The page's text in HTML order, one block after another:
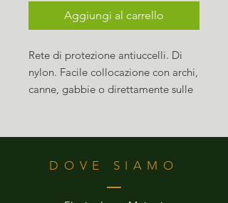
Aggiungi al carrello
Rete di protezione antiuccelli. Di
nylon. Facile collocazione con archi,
canne, gabbie o direttamente sulle
DOVE SIAMO